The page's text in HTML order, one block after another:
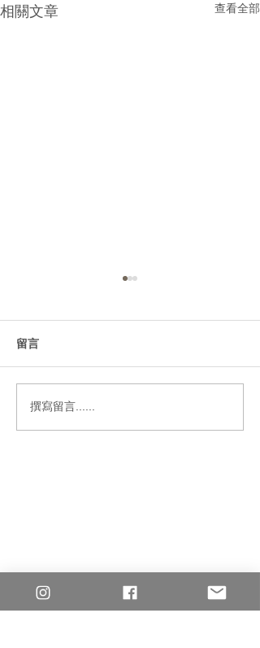
相關文章 查看全部
12月花語｜9月牽牛
留言
撰寫留言......